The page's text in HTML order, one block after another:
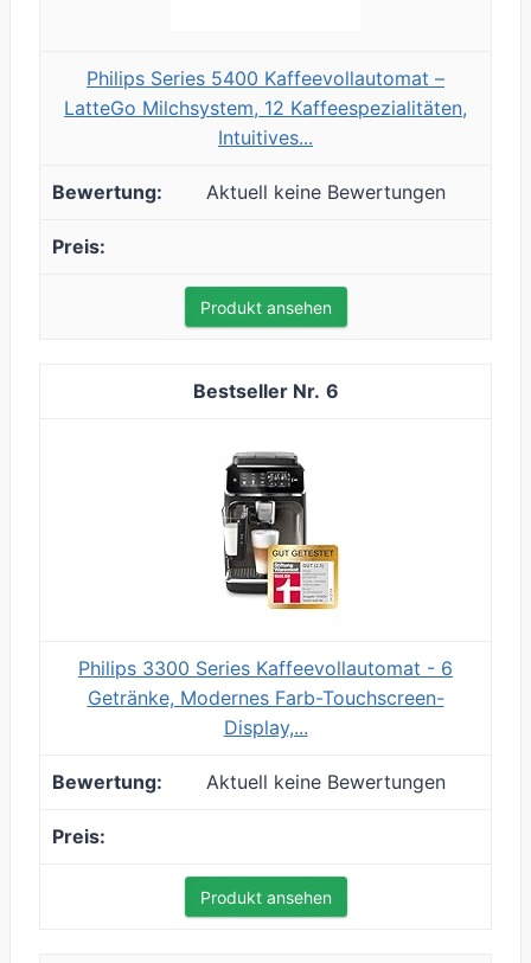
Philips Series 5400 Kaffeevollautomat –
LatteGo Milchsystem, 12 Kaffeespezialitäten,
Intuitives...
Aktuell keine Bewertungen
Produkt ansehen
6
Philips 3300 Series Kaffeevollautomat - 6
Getränke, Modernes Farb-Touchscreen-
Display,...
Aktuell keine Bewertungen
Produkt ansehen